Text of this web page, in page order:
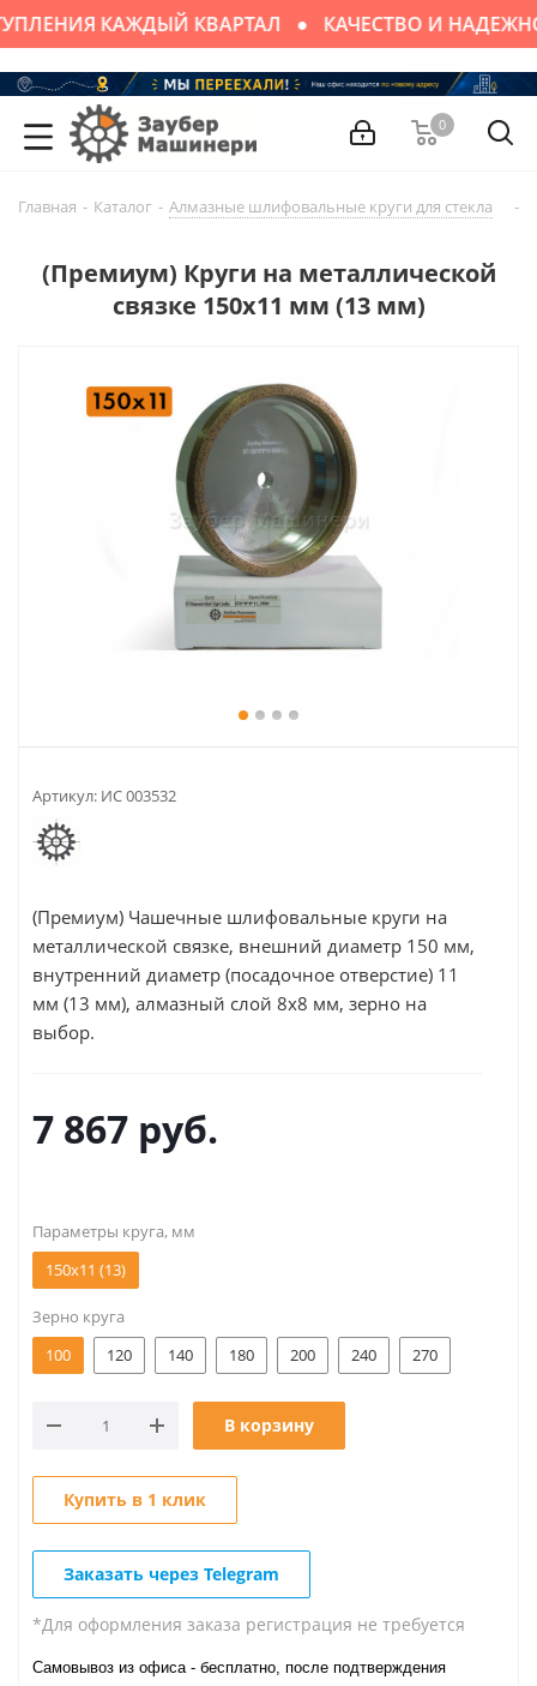
КАЖДЫЙ КВАРТАЛ КАЧЕСТВО И
0
Главная - Каталог - Алмазные шлифовальные круги для стекла -
(Премиум) Круги на металлической
связке 150х11 мм (13 мм)
Артикул: ИС 003532
(Премиум) Чашечные шлифовальные круги на
металлической связке, внешний диаметр 150 мм,
внутренний диаметр (посадочное отверстие) 11
мм (13 мм), алмазный слой 8х8 мм, зерно на
выбор.
7 867 руб.
Параметры круга, мм
150х11 (13)
Зерно круга
100
120 140 180 200 240 270
В корзину
Купить в 1 клик
Заказать через Telegram
*Для оформления заказа регистрация не требуется
Самовывоз из офиса - бесплатно, после подтверждения